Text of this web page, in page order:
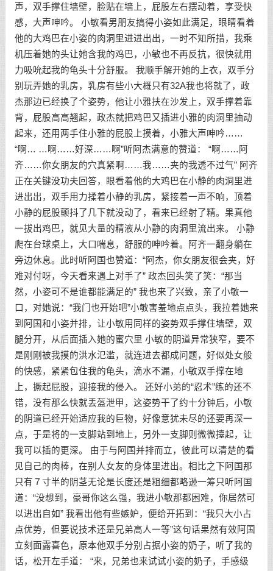
声，双手撑住墙壁，脸贴在墙上，屁股左右摆动着，享受快
感，大声呻吟。 小敏看男朋友搞得小姿如此满足，眼睛看着
他的大鸡巴在小姿的肉洞里进进出出，一时不知所措，我乘
机压着她的头让她含我的鸡巴，小敏也不再反抗，很快就用
力吸吮起我的龟头十分舒服。 我顺手解开她的上衣，双手分
别玩弄她的乳房，乳房有些小大概只有32A我也将就了，政
杰那边已经换了个姿势，他让小雅扶在沙发上，双手撑着靠
背，屁股高高翘起，政杰就把鸡巴又插进小雅的肉洞里抽动
起来，还用两手住小雅的屁股上摸着，小雅大声呻吟……
“啊… …啊……好深……啊”听阿杰满意的赞道： “啊……阿
齐……你女朋友的穴真紧啊……我……夹的我透不过气” 阿齐
正在关键没功夫回答，眼看着他的大鸡巴在小静的肉洞里进
进出出，双手用力揉着小静的乳房，紧接着一声不响，顶着
小静的屁股颤抖了几下就没动了，看来已经射了精。果真他
一拔出鸡巴，就见大量的精液从小静的肉洞里流出来。 小静
爬在台球桌上，大口喘息，舒服的呻吟着。阿齐一翻身躺在
旁边休息。此时听阿国也赞道：“阿杰，你女朋友很会夹，好
难对付呀，今天看来遇上对手了” 政杰回头笑了笑：“那当
然，小姿可不是谁都能满足的” 我也来了兴致，亲了小敏一
口，对她说：“我门也开始吧”小敏害羞地点点头，我拉着她来
到阿国和小姿并排，让小敏用同样的姿势双手撑住墙壁，双
腿分开，从后面插入她的蜜穴里 小敏的阴道异常狭窄，要不
是刚刚被我摸的洪水氾滥，就连进去都成问题，好似处女般
的快感，紧紧包住我的龟头，滴水不漏，小敏双手撑在地
上，撅起屁股，迎接我的侵入。 还好小弟的“忍术”练的还不
错，没有那么快就丢盔泄甲，这姿势干了约十分钟后，小敏
的阴道已经开始适应我的巨物，好像意犹未尽的还要再深一
点，于是将的一支脚站到地上，另外一支脚则微微擡起，让
我可以插的更深。 由于与阿国并排而立，彼此可以清楚的看
见自己的肉棒，在别人女友的身体里进出。相比之下阿国那
只有７寸半的阴茎无论是长度还是粗细都略逊一筹只听阿国
道：“没想到，豪哥你这么强，我进小敏那都困难，你居然可
以进出自如” 我看出他有些嫉妒，便给开拓到：“我只大小占
点优势，但要说技术还是兄弟高人一等”这句话果然有效阿国
立刻面露喜色，原本他双手分别占据小姿的奶子，听了我的
话，松开左手道： “来，兄弟也来试试小姿的奶子，手感级